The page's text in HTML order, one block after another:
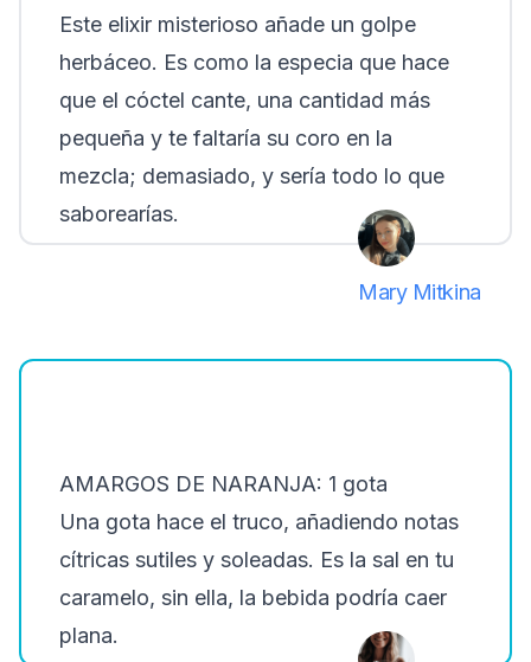
Este elixir misterioso añade un golpe
herbáceo. Es como la especia que hace
que el cóctel cante, una cantidad más
pequeña y te faltaría su coro en la
mezcla; demasiado, y sería todo lo que
saborearías.
Mary Mitkina
AMARGOS DE NARANJA: 1 gota
Una gota hace el truco, añadiendo notas
cítricas sutiles y soleadas. Es la sal en tu
caramelo, sin ella, la bebida podría caer
plana.